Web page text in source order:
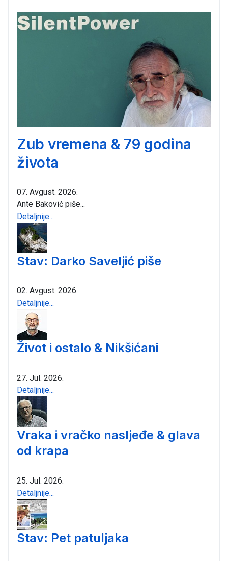
Zub vremena & 79 godina
života
07. Avgust. 2026.
Ante Baković piše...
Detaljnije...
Stav: Darko Saveljić piše
02. Avgust. 2026.
Detaljnije...
Život i ostalo & Nikšićani
27. Jul. 2026.
Detaljnije...
Vraka i vračko nasljeđe & glava
od krapa
25. Jul. 2026.
Detaljnije...
Stav: Pet patuljaka